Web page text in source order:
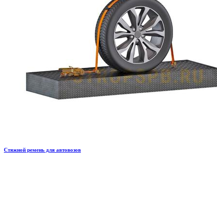
Стяжной ремень для автовозов